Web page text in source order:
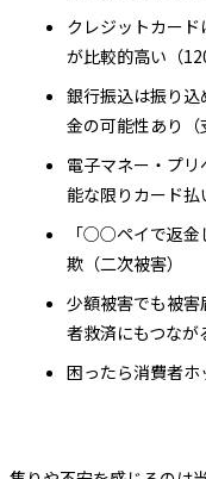
クレジットカー
が比較的高い（
銀行振込は振り
金の可能性あり（
電子マネー・プ
能な限りカード払
「○○ペイで返金
欺（二次被害）
少額被害でも被
者救済にもつなが
困ったら消費者